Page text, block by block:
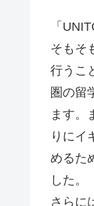
「
そもそ
行うこ
圏の留
ます。
りにイ
めるた
した。
さらに